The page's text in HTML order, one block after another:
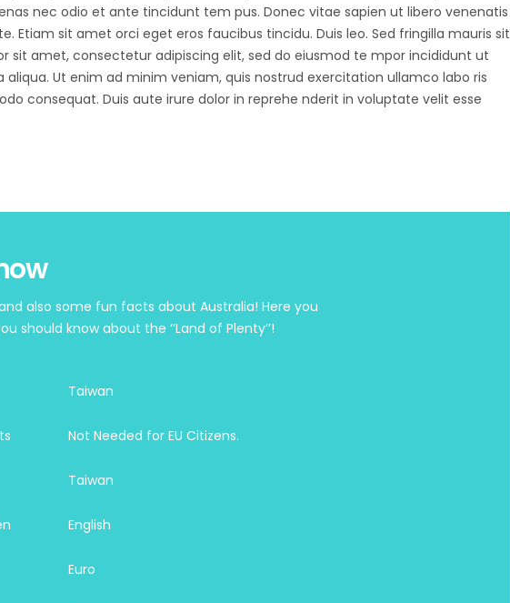
nec odio et ante tincidunt tem pus. Donec vitae sapien ut libero venenatis
Etiam sit amet orci eget eros faucibus tincidu. Duis leo. Sed fringilla mauris sit
sit amet, consectetur adipiscing elit, sed do eiusmod te mpor incididunt ut
Ut enim ad minim veniam, quis nostrud exercitation ullamco labo ris
consequat. Duis aute irure dolor in reprehe nderit in voluptate velit esse
also some fun facts about Australia! Here you
should know about the ‘’Land of Plenty’’!
Taiwan
Not Needed for EU Citizens.
Taiwan
English
Euro